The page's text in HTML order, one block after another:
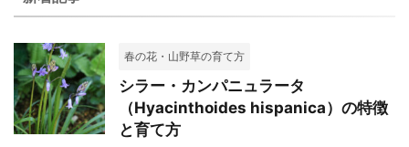
春の花・山野草の育て方
シラー・カンパニュラータ
（Hyacinthoides hispanica）の特徴
と育て方